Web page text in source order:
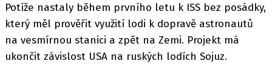
Potíže nastaly během prvního letu k ISS bez posádky,
který měl prověřit využití lodi k dopravě astronautů
na vesmírnou stanici a zpět na Zemi. Projekt má
ukončit závislost USA na ruských lodích Sojuz.